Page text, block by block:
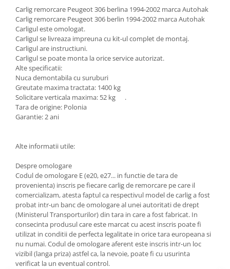
Carlige Jaecoo 7
Carlige Jaecoo E5
Carlige Jeep
Carlige Kia
Carlige Kia EV4
Carlige Kia EV5
Carlige Kia PV5
Carlige Lada
Carlige Lancia
Carlige Lexus
Carlige MAN
Carlige Mazda
Carlige Mercedes
Carlige MG
Carlige Mini
Carlige Mitsubishi
Carlige Nissan
Carlig remorcare Peugeot 306 berlina 1994-2002 marca Autohak
Carlig remorcare Peugeot 306 berlin 1994-2002 marca Autohak
Carligul este omologat.
Carligul se livreaza impreuna cu kit-ul complet de montaj.
Carligul are instructiuni.
Carligul se poate monta la orice service autorizat.
Alte specificatii:
Nuca demontabila cu suruburi
Greutate maxima tractata: 1400 kg
Solicitare verticala maxima: 52 kg .
Tara de origine: Polonia
Garantie: 2 ani
Alte informatii utile:
Despre omologare
Codul de omologare E (e20, e27... in functie de tara de
provenienta) inscris pe fiecare carlig de remorcare pe care il
comercializam, atesta faptul ca respectivul model de carlig a fost
probat intr-un banc de omologare al unei autoritati de drept
(Ministerul Transporturilor) din tara in care a fost fabricat. In
consecinta produsul care este marcat cu acest inscris poate fi
utilizat in conditii de perfecta legalitate in orice tara europeana si
nu numai. Codul de omologare aferent este inscris intr-un loc
vizibil (langa priza) astfel ca, la nevoie, poate fi cu usurinta
verificat la un eventual control.